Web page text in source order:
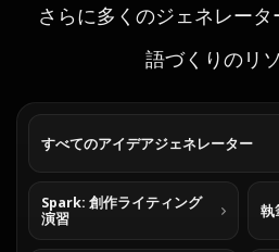
さらに多くのジェネレー
語づくりのリソ
すべてのアイデアジェネレーター
Spark: 創作ライティング
演習
執